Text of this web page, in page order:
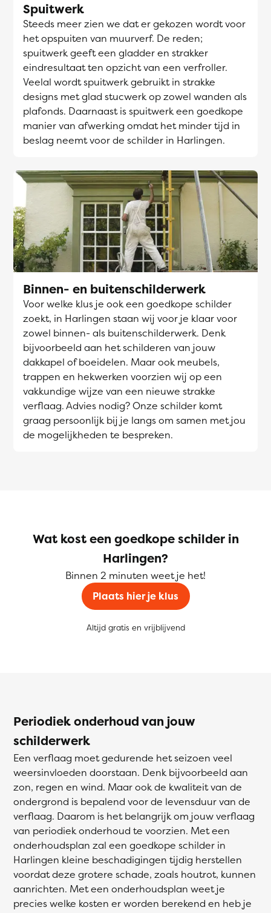
Spuitwerk
Steeds meer zien we dat er gekozen wordt voor
het opspuiten van muurverf. De reden;
spuitwerk geeft een gladder en strakker
eindresultaat ten opzicht van een verfroller.
Veelal wordt spuitwerk gebruikt in strakke
designs met glad stucwerk op zowel wanden als
plafonds. Daarnaast is spuitwerk een goedkope
manier van afwerking omdat het minder tijd in
beslag neemt voor de schilder in Harlingen.
Binnen- en buitenschilderwerk
Voor welke klus je ook een goedkope schilder
zoekt, in Harlingen staan wij voor je klaar voor
zowel binnen- als buitenschilderwerk. Denk
bijvoorbeeld aan het schilderen van jouw
dakkapel of boeidelen. Maar ook meubels,
trappen en hekwerken voorzien wij op een
vakkundige wijze van een nieuwe strakke
verflaag. Advies nodig? Onze schilder komt
graag persoonlijk bij je langs om samen met jou
de mogelijkheden te bespreken.
Wat kost een goedkope schilder in
Harlingen?
Binnen 2 minuten weet je het!
Plaats hier je klus
Altijd gratis en vrijblijvend
Periodiek onderhoud van jouw
schilderwerk
Een verflaag moet gedurende het seizoen veel
weersinvloeden doorstaan. Denk bijvoorbeeld aan
zon, regen en wind. Maar ook de kwaliteit van de
ondergrond is bepalend voor de levensduur van de
verflaag. Daarom is het belangrijk om jouw verflaag
van periodiek onderhoud te voorzien. Met een
onderhoudsplan zal een goedkope schilder in
Harlingen kleine beschadigingen tijdig herstellen
voordat deze grotere schade, zoals houtrot, kunnen
aanrichten. Met een onderhoudsplan weet je
precies welke kosten er worden berekend en heb je